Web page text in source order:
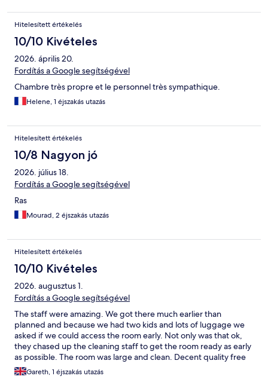
Hitelesített értékelés
10/10 Kivételes
2026. április 20.
Fordítás a Google segítségével
Chambre très propre et le personnel très sympathique.
Helene, 1 éjszakás utazás
Hitelesített értékelés
10/8 Nagyon jó
2026. július 18.
Fordítás a Google segítségével
Ras
Mourad, 2 éjszakás utazás
Hitelesített értékelés
10/10 Kivételes
2026. augusztus 1.
Fordítás a Google segítségével
The staff were amazing. We got there much earlier than
planned and because we had two kids and lots of luggage we
asked if we could access the room early. Not only was that ok,
they chased up the cleaning staff to get the room ready as early
as possible. The room was large and clean. Decent quality free
shower gel and shampoo. Air con and very good double glazing
meaning it cooled down and we didnt hear the airport, roads or
Gareth, 1 éjszakás utazás